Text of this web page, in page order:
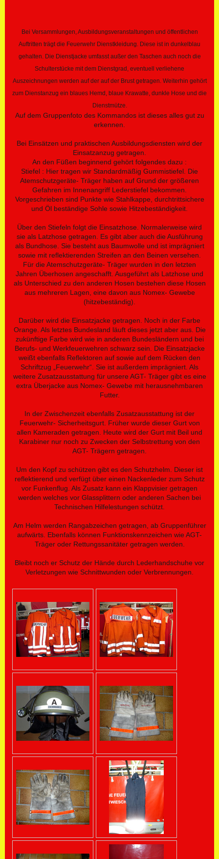
Bei Versammlungen, Ausbildungsveranstaltungen und öffentlichen
Auftritten trägt die Feuerwehr Dienstkleidung. Diese ist in dunkelblau
gehalten. Die Dienstjacke umfasst außer den Taschen auch noch die
Schulterstücke mit dem Dienstgrad, eventuell verliehene
Auszeichnungen werden auf der auf der Brust getragen. Weiterhin gehört
zum Dienstanzug ein blaues Hemd, blaue Krawatte, dunkle Hose und die
Dienstmütze.
Auf dem Gruppenfoto des Kommandos ist dieses alles gut zu
erkennen.
Bei Einsätzen und praktischen Ausbildungsdiensten wird der
Einsatzanzug getragen.
An den Füßen beginnend gehört folgendes dazu :
Stiefel : Hier tragen wir Standardmäßig Gummistiefel. Die
Atemschutzgeräte- Träger haben auf Grund der größeren
Gefahren im Innenangriff Lederstiefel bekommen.
Vorgeschrieben sind Punkte wie Stahlkappe, durchtrittsichere
und Öl beständige Sohle sowie Hitzebeständigkeit.
Über den Stiefeln folgt die Einsatzhose. Normalerweise wird
sie als Latzhose getragen. Es gibt aber auch die Ausführung
als Bundhose. Sie besteht aus Baumwolle und ist imprägniert
sowie mit reflektierenden Streifen an den Beinen versehen.
Für die Atemschutzgeräte- Träger wurden in den letzten
Jahren Überhosen angeschafft. Ausgeführt als Latzhose und
als Unterschied zu den anderen Hosen bestehen diese Hosen
aus mehreren Lagen, eine davon aus Nomex- Gewebe
(hitzebeständig).
Darüber wird die Einsatzjacke getragen. Noch in der Farbe
Orange. Als letztes Bundesland läuft dieses jetzt aber aus. Die
zukünftige Farbe wird wie in anderen Bundesländern und bei
Berufs- und Werkfeuerwehren schwarz sein. Die Einsatzjacke
weißt ebenfalls Reflektoren auf sowie auf dem Rücken den
Schriftzug „Feuerwehr“. Sie ist außerdem imprägniert. Als
weitere Zusatzausstattung für unsere AGT- Träger gibt es eine
extra Überjacke aus Nomex- Gewebe mit herausnehmbaren
Futter.
In der Zwischenzeit ebenfalls Zusatzausstattung ist der
Feuerwehr- Sicherheitsgurt. Früher wurde dieser Gurt von
allen Kameraden getragen. Heute wird der Gurt mit Beil und
Karabiner nur noch zu Zwecken der Selbstrettung von den
AGT- Trägern getragen.
Um den Kopf zu schützen gibt es den Schutzhelm. Dieser ist
reflektierend und verfügt über einen Nackenleder zum Schutz
vor Funkenflug. Als Zusatz kann ein Klappvisier getragen
werden welches vor Glassplittern oder anderen Sachen bei
Technischen Hilfelestungen schützt.
Am Helm werden Rangabzeichen getragen, ab Gruppenführer
aufwärts. Ebenfalls können Funktionskennzeichen wie AGT-
Träger oder Rettungssanitäter getragen werden.
Bleibt noch er Schutz der Hände durch Lederhandschuhe vor
Verletzungen wie Schnittwunden oder Verbrennungen.